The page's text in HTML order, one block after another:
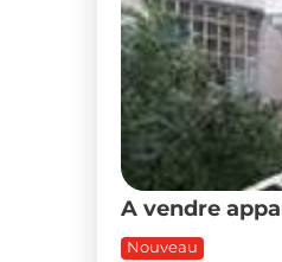
A vendre
Nouveau